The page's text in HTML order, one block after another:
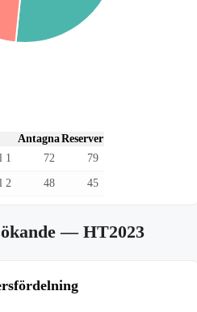
AntagnaReserver
1
72 79
2 48 45
— HT2023